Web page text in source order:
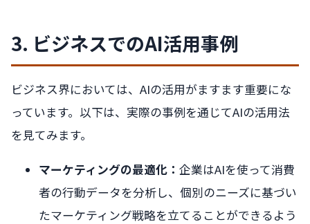
3. ビジネスでのAI活用事例
ビジネス界においては、AIの活用がますます重要にな
っています。以下は、実際の事例を通じてAIの活用法
を見てみます。
マーケティングの最適化： 企業はAIを使って消費
者の行動データを分析し、個別のニーズに基づい
たマーケティング戦略を立てることができるよう